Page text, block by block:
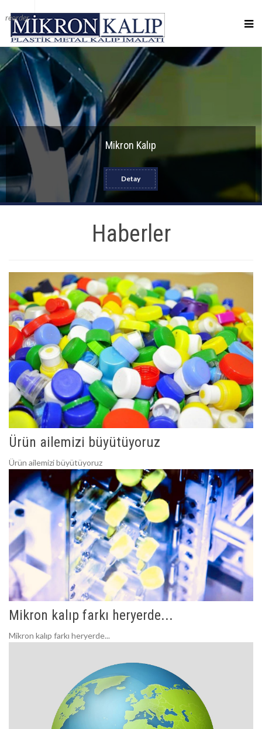
reorder
Mikron Kalıp
Detay
Haberler
Ürün ailemizi büyütüyoruz
Ürün ailemizi büyütüyoruz
Mikron kalıp farkı heryerde...
Mikron kalıp farkı heryerde...